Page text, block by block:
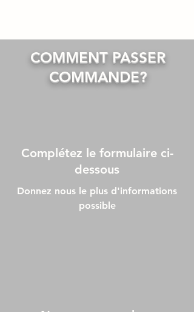
COMMENT PASSER
COMMANDE?
Complétez le formulaire ci-
dessous
Donnez nous le plus d'informations
possible